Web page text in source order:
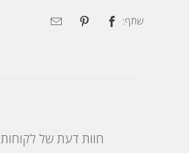
שתף:
חוות דעת של לקוחות